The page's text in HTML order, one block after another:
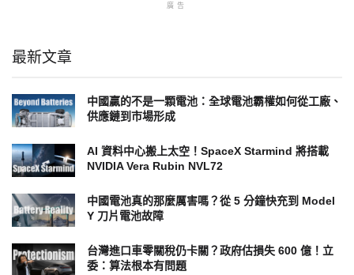
廣告
最新文章
中國贏的不是一顆電池：全球電池霸權如何從工廠、
供應鏈到市場形成
AI 資料中心搬上太空！SpaceX Starmind 將搭載
NVIDIA Vera Rubin NVL72
中國電池真的那麼厲害嗎？從 5 分鐘快充到 Model
Y 刀片電池故障
台灣進口車零關稅仍卡關？政府估損失 600 億！立
委：算法根本有問題